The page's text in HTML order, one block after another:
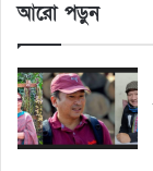
আরো পড়ুন